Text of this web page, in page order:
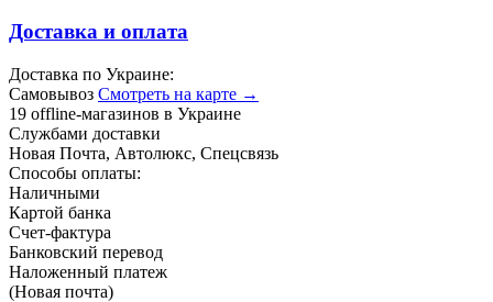
Доставка и оплата
Доставка по Украине:
Самовывоз Смотреть на карте →
19 offline-магазинов в Украине
Службами доставки
Новая Почта, Автолюкс, Спецсвязь
Способы оплаты:
Наличными
Картой банка
Счет-фактура
Банковский перевод
Наложенный платеж
(Новая почта)